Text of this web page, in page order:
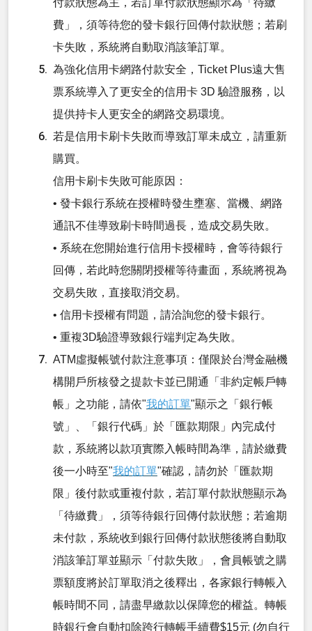
付款狀態為主，若訂單付款狀態顯示為「待繳
費」，須等待您的發卡銀行回傳付款狀態；若刷
卡失敗，系統將自動取消該筆訂單。
為強化信用卡網路付款安全，Ticket Plus遠大售
票系統導入了更安全的信用卡 3D 驗證服務，以
提供持卡人更安全的網路交易環境。
若是信用卡刷卡失敗而導致訂單未成立，請重新
購買。
信用卡刷卡失敗可能原因：
• 發卡銀行系統在授權時發生壅塞、當機、網路
通訊不佳導致刷卡時間過長，造成交易失敗。
• 系統在您開始進行信用卡授權時，會等待銀行
回傳，若此時您關閉授權等待畫面，系統將視為
交易失敗，直接取消交易。
• 信用卡授權有問題，請洽詢您的發卡銀行。
• 重複3D驗證導致銀行端判定為失敗。
ATM虛擬帳號付款注意事項：僅限於台灣金融機
構開戶所核發之提款卡並已開通「非約定帳戶轉
帳」之功能，請依"我的訂單"顯示之「銀行帳
號」、「銀行代碼」於「匯款期限」內完成付
款，系統將以款項實際入帳時間為準，請於繳費
後一小時至"我的訂單"確認，請勿於「匯款期
限」後付款或重複付款，若訂單付款狀態顯示為
「待繳費」，須等待銀行回傳付款狀態；若逾期
未付款，系統收到銀行回傳付款狀態後將自動取
消該筆訂單並顯示「付款失敗」，會員帳號之購
票額度將於訂單取消之後釋出，各家銀行轉帳入
帳時間不同，請盡早繳款以保障您的權益。轉帳
時銀行會自動扣除跨行轉帳手續費$15元 (勿自行